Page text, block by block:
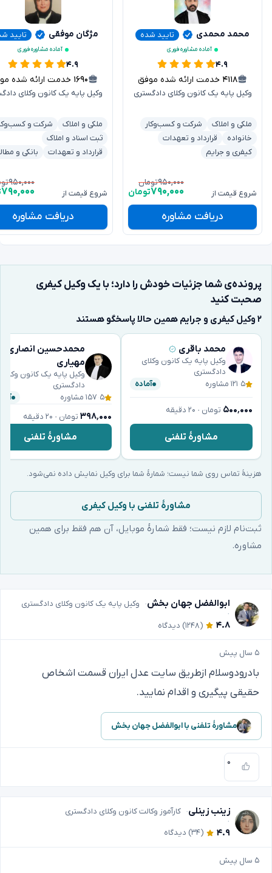
محمد محمدی تایید شده
آماده مشاوره فوری
۴.۹
۴۱۱۸ خدمت ارائه شده موفق
وکیل پایه یک کانون وکلای دادگستری
ملکی و املاک
شرکت و کسب‌وکار
خانواده
قرارداد و تعهدات
کیفری و جرایم
شروع قیمت از
۹۵۰,۰۰۰تومان
۷۹۰,۰۰۰تومان
دریافت مشاوره
مژگان موفقی تایید
آماده مشاوره فوری
۴.۹
۱۶۹۰ خدمت ارائه شده موفق
وکیل پایه یک کانون وکلای
ملکی و املاک
شرکت و
ثبت اسناد و املاک
قرارداد و تعهدات
بانکی و
شروع قیمت از
۹۵۰,۰۰۰
۷۹۰,۰۰۰
دریافت مشاوره
پرونده‌ی شما جزئیات خودش را دارد؛ با یک وکیل کیفری
صحبت کنید
۲ وکیل کیفری و جرایم همین حالا پاسخگو هستند
محمد باقری
وکیل پایه یک کانون وکلای
دادگستری
۵ ۱۲۱ مشاوره آماده
۵۰۰٬۰۰۰ تومان · ۲۰ دقیقه
مشاورهٔ تلفنی
محمدحسین انصاری
مهیاری
وکیل پایه یک کانون وکلای
دادگستری
۵ ۱۵۷ مشاوره
۳۹۸٬۰۰۰ تومان · ۲۰ دقیقه
مشاورهٔ تلفنی
هزینهٔ تماس روی شما نیست؛ شمارهٔ شما برای وکیل نمایش داده نمی‌شود.
مشاورهٔ تلفنی با وکیل کیفری
ثبت‌نام لازم نیست؛ فقط شمارهٔ موبایل، آن هم فقط برای همین
مشاوره.
ابوالفضل جهان بخش وکیل پایه یک کانون وکلای دادگستری
۴.۸ (۱۲۴۸) دیدگاه
۵ سال پیش
بادرودوسلام ازطریق سایت عدل ایران قسمت اشخاص
حقیقی پیگیری و اقدام نمایید.
مشاورهٔ تلفنی با ابوالفضل جهان بخش
۰
زینب زینلی کارآموز وکالت کانون وکلای دادگستری
۴.۹ (۳۴) دیدگاه
۵ سال پیش